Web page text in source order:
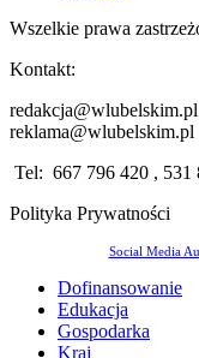
Wszelkie prawa
Kontakt:
reklama@wlubelskim.pl
Tel: 667 796 420 , 531
Polityka Prywatności
Social Media
Dofinansowanie
Edukacja
Gospodarka
Kraj